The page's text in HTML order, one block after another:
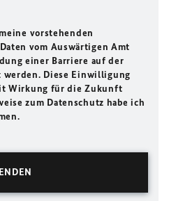
vorstehenden
vom Auswärtigen Amt
einer Barriere auf der
werden. Diese Einwilligung
Wirkung für die Zukunft
zum Datenschutz habe ich